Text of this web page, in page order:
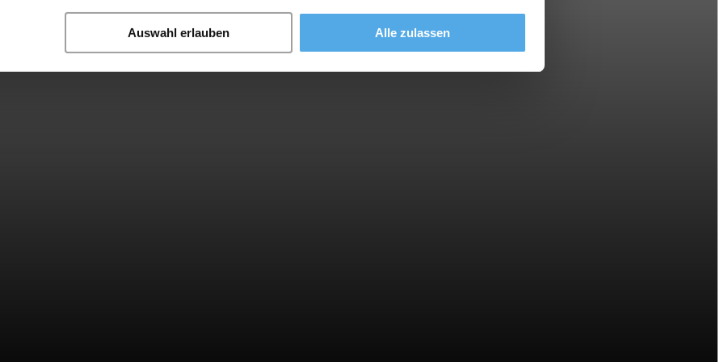
Auswahl erlauben Alle zulassen